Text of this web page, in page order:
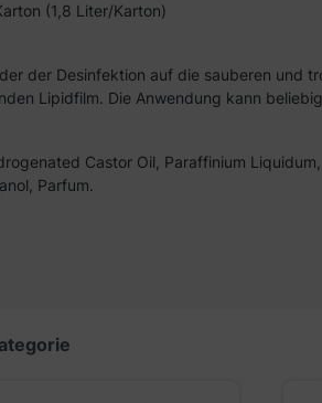
(1,8 Liter/Karton)
der Desinfektion auf die sauberen und
Lipidfilm. Die Anwendung kann
Castor Oil, Paraffinium
Parfum.